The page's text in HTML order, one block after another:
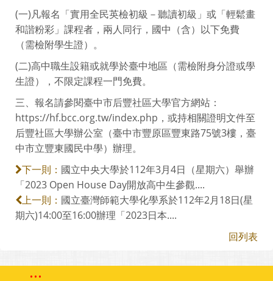
(一)凡報名「實用全民英檢初級－聽讀初級」或「輕鬆畫
和諧粉彩」課程者，兩人同行，國中（含）以下免費
（需檢附學生證）。
(二)高中職生設籍或就學於臺中地區（需檢附身分證或學
生證），不限定課程一門免費。
三、報名請參閱臺中市后豐社區大學官方網站：
https://hf.bcc.org.tw/index.php，或持相關證明文件至
后豐社區大學辦公室（臺中市豐原區豐東路75號3樓，臺
中市立豐東國民中學）辦理。
下一則： 國立中央大學於112年3月4日（星期六）舉辦
「2023 Open House Day開放高中生參觀....
上一則： 國立臺灣師範大學化學系於112年2月18日(星
期六)14:00至16:00辦理「2023日本....
回列表